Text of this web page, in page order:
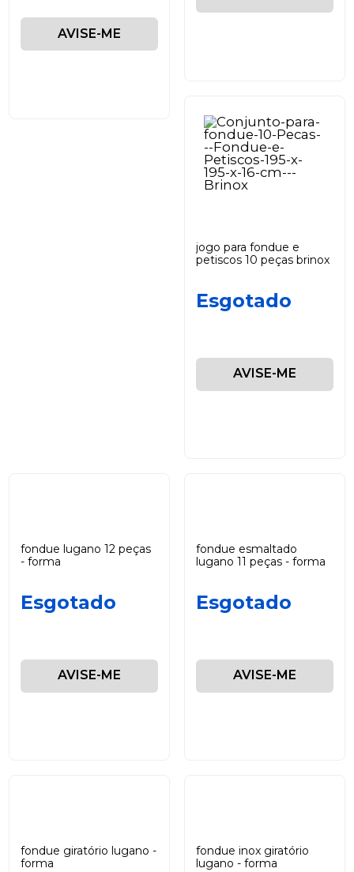
AVISE-ME
jogo para fondue e
petiscos 10 peças brinox
Esgotado
AVISE-ME
fondue lugano 12 peças
- forma
Esgotado
AVISE-ME
fondue esmaltado
lugano 11 peças - forma
Esgotado
AVISE-ME
fondue giratório lugano -
forma
fondue inox giratório
lugano - forma